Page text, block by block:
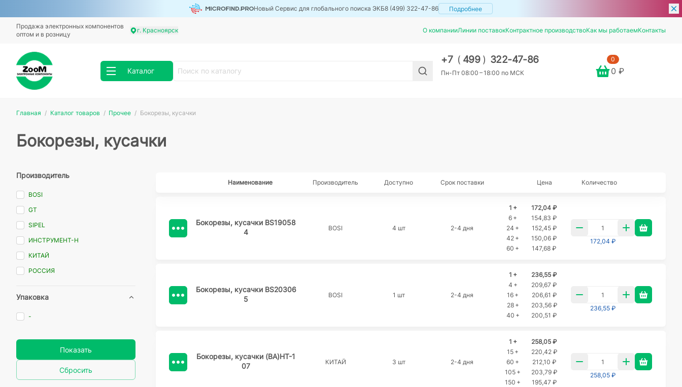
Новый Сервис для глобального поиска ЭКБ8 (499) 322-47-86 Подробнее
Продажа электронных компонентов
оптом и в розницу
г. Красноярск О компанииЛинии поставокКонтрактное производствоКак мы работаемКонтакты
Каталог
+7 ( 499 ) 322-47-86
Пн-Пт 08:00 – 18:00 по МСК
0
0 ₽
Главная Каталог товаров Прочее Бокорезы, кусачки
Бокорезы, кусачки
Производитель
BOSI
GT
SIPEL
ИНСТРУМЕНТ-Н
КИТАЙ
РОССИЯ
Упаковка
-
Показать
Сбросить
Наименование Производитель Доступно Срок поставки Цена Количество
Бокорезы, кусачки BS19058
4
BOSI 4 шт 2-4 дня
1 +
172,04 ₽
6 +
154,83 ₽
24 +
152,45 ₽
42 +
150,06 ₽
60 +
147,68 ₽
172,04 ₽
Бокорезы, кусачки BS20306
5
BOSI 1 шт 2-4 дня
1 +
236,55 ₽
4 +
209,67 ₽
16 +
206,61 ₽
28 +
203,56 ₽
40 +
200,51 ₽
236,55 ₽
Бокорезы, кусачки (BA)HT-1
07
КИТАЙ 3 шт 2-4 дня
1 +
258,05 ₽
15 +
220,42 ₽
60 +
212,10 ₽
105 +
203,79 ₽
150 +
195,47 ₽
258,05 ₽